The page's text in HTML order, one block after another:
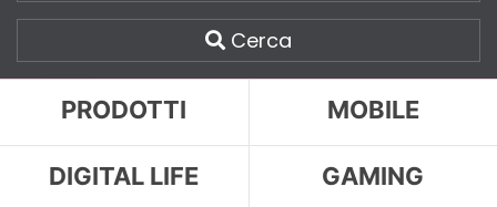
Cerca
PRODOTTI MOBILE
DIGITAL LIFE GAMING